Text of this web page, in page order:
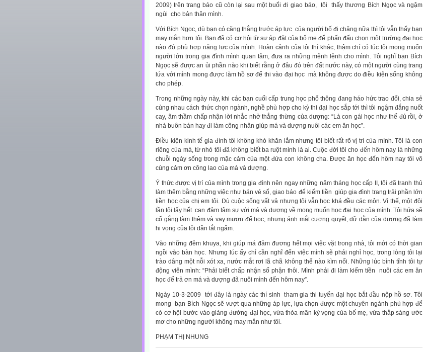
2009) trên trang báo cũ còn lại sau một buổi đi giao báo, tôi thấy thương Bích Ngọc và ngậm
ngùi cho bản thân mình.
Với Bích Ngọc, dù bạn có căng thẳng trước áp lực của người bố đi chăng nữa thì tôi vẫn thấy bạn
may mắn hơn tôi. Bạn đã có cơ hội từ sự áp đặt của bố mẹ để phấn đấu chọn một trường đại học
nào đó phù hợp năng lực của mình. Hoàn cảnh của tôi thì khác, thậm chí có lúc tôi mong muốn
người lớn trong gia đình mình quan tâm, đưa ra những mệnh lệnh cho mình. Tôi nghĩ bạn Bích
Ngọc sẽ được an ủi phần nào khi biết rằng ở đâu đó trên đất nước này, có một người cùng trang
lứa với mình mong được làm hồ sơ để thi vào đại học mà không được do điều kiện sống không
cho phép.
Trong những ngày này, khi các bạn cuối cấp trung học phổ thông đang háo hức trao đổi, chia sẻ
cùng nhau cách thức chọn ngành, nghề phù hợp cho kỳ thi đại học sắp tới thì tôi ngậm đắng nuốt
cay, âm thầm chấp nhận lời nhắc nhở thẳng thừng của dượng: “Là con gái học như thế đủ rồi, ở
nhà buôn bán hay đi làm công nhân giúp má và dượng nuôi các em ăn học”.
Điều kiện kinh tế gia đình tôi không khó khăn lắm nhưng tôi biết rất rõ vị trí của mình. Tôi là con
riêng của má, từ nhỏ tôi đã không biết ba ruột mình là ai. Cuộc đời tôi cho đến hôm nay là những
chuỗi ngày sống trong mặc cảm của một đứa con không cha. Được ăn học đến hôm nay tôi vô
cùng cảm ơn công lao của má và dượng.
Ý thức được vị trí của mình trong gia đình nên ngay những năm tháng học cấp II, tôi đã tranh thủ
làm thêm bằng những việc như bán vé số, giao báo để kiếm tiền giúp gia đình trang trải phần lớn
tiền học của chị em tôi. Dù cuộc sống vất vả nhưng tôi vẫn học khá đều các môn. Vì thế, một đôi
lần tôi lấy hết can đảm tâm sự với má và dượng về mong muốn học đại học của mình. Tôi hứa sẽ
cố gắng làm thêm và vay mượn để học, nhưng ánh mắt cương quyết, dữ dằn của dượng đã làm
hi vọng của tôi dần tắt ngấm.
Vào những đêm khuya, khi giúp má đảm đương hết mọi việc vặt trong nhà, tôi mới có thời gian
ngồi vào bàn học. Nhưng lúc ấy chỉ cần nghĩ đến việc mình sẽ phải nghỉ học, trong lòng tôi lại
trào dâng một nỗi xót xa, nước mắt rơi lã chã không thể nào kìm nổi. Những lúc bình tĩnh tôi tự
động viên mình: “Phải biết chấp nhận số phận thôi. Mình phải đi làm kiếm tiền nuôi các em ăn
học để trả ơn má và dượng đã nuôi mình đến hôm nay”.
Ngày 10-3-2009 tới đây là ngày các thí sinh tham gia thi tuyển đại học bắt đầu nộp hồ sơ. Tôi
mong bạn Bích Ngọc sẽ vượt qua những áp lực, lựa chọn được một chuyên ngành phù hợp để
có cơ hội bước vào giảng đường đại học, vừa thỏa mãn kỳ vọng của bố mẹ, vừa thắp sáng ước
mơ cho những người không may mắn như tôi.
PHẠM THỊ NHUNG